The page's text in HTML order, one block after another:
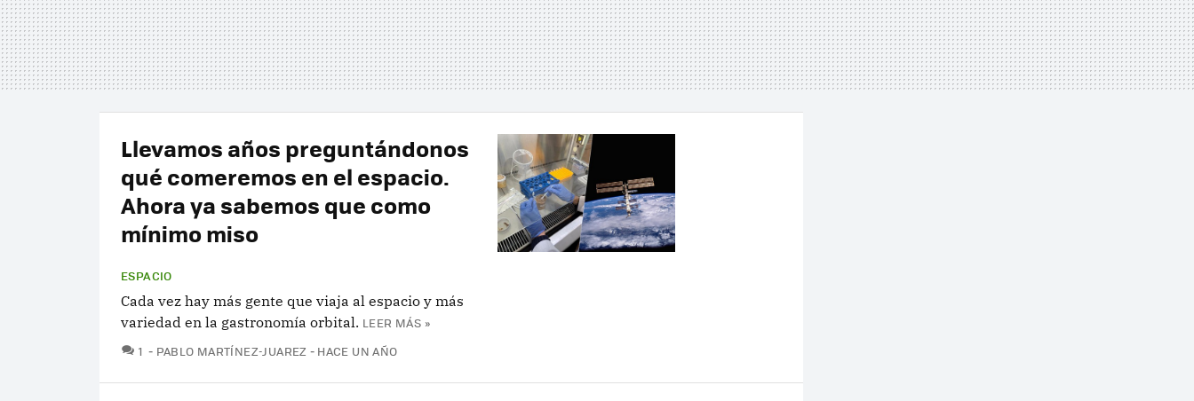
Llevamos años preguntándonos
qué comeremos en el espacio.
Ahora ya sabemos que como
mínimo miso
ESPACIO
Cada vez hay más gente que viaja al espacio y más
variedad en la gastronomía orbital. LEER MÁS »
1 COMENTARIOS
PABLO MARTÍNEZ-JUAREZ HACE UN AÑO